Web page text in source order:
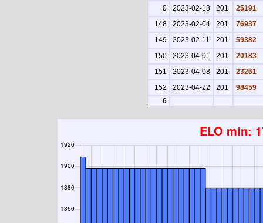
0 2023-02-18 201
25191
148
2023-02-04 201
76937
149
2023-02-11 201
59382
150
2023-04-01 201
20183
151
2023-04-08 201
23261
152
2023-04-22 201
98459
6